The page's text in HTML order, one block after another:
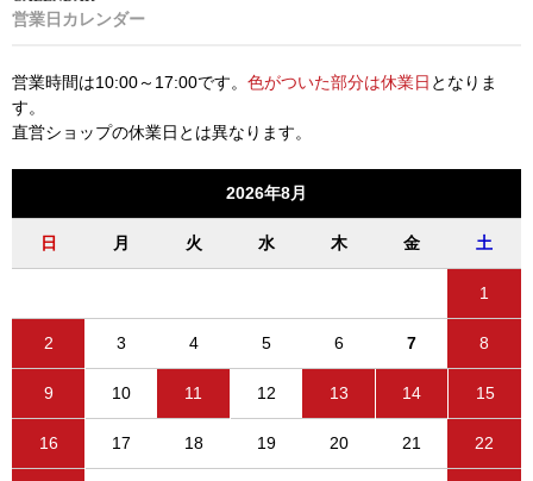
営業日カレンダー
営業時間は10:00～17:00です。 色がついた部分は休業日 となりま
す。
直営ショップの休業日とは異なります。
2026年8月
日 月 火 水 木 金 土
1
2 3 4 5 6 7 8
9 10 11 12 13 14 15
16 17 18 19 20 21 22